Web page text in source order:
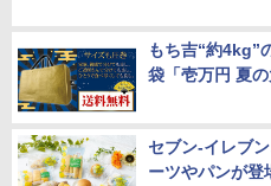
もち吉“約4kg”
袋「壱万円 夏
セブン-イレブ
ーツやパンが